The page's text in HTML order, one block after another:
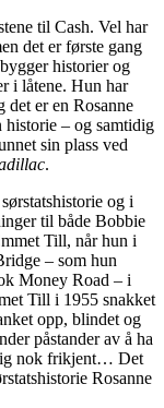
til Cash. Vel har
det er første gang
historier og
i låtene. Hun har
det er en Rosanne
historie – og samtidig
sin plass ved
.
og i
til både Bobbie
Till, når hun i
– som hun
Money Road – i
Till i 1955 snakket
opp, blindet og
påstander av å ha
nok frikjent… Det
Rosanne